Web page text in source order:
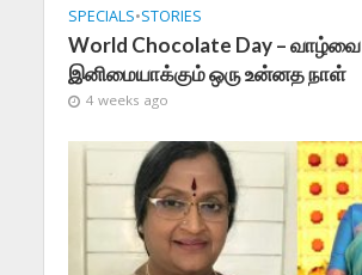
SPECIALS•STORIES
World Chocolate Day – வாழ்வை
இனிமையாக்கும் ஒரு உன்னத நாள்
4 weeks ago